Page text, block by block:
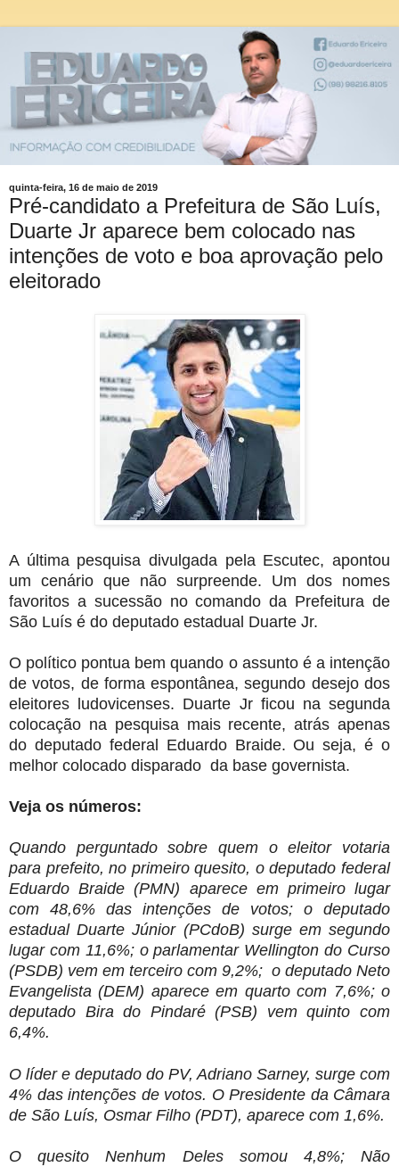
quinta-feira, 16 de maio de 2019
Pré-candidato a Prefeitura de São Luís,
Duarte Jr aparece bem colocado nas
intenções de voto e boa aprovação pelo
eleitorado
A última pesquisa divulgada pela Escutec, apontou
um cenário que não surpreende. Um dos nomes
favoritos a sucessão no comando da Prefeitura de
São Luís é do deputado estadual Duarte Jr.
O político pontua bem quando o assunto é a intenção
de votos, de forma espontânea, segundo desejo dos
eleitores ludovicenses. Duarte Jr ficou na segunda
colocação na pesquisa mais recente, atrás apenas
do deputado federal Eduardo Braide. Ou seja, é o
melhor colocado disparado da base governista.
Veja os números:
Quando perguntado sobre quem o eleitor votaria
para prefeito, no primeiro quesito, o deputado federal
Eduardo Braide (PMN) aparece em primeiro lugar
com 48,6% das intenções de votos; o deputado
estadual Duarte Júnior (PCdoB) surge em segundo
lugar com 11,6%; o parlamentar Wellington do Curso
(PSDB) vem em terceiro com 9,2%; o deputado Neto
Evangelista (DEM) aparece em quarto com 7,6%; o
deputado Bira do Pindaré (PSB) vem quinto com
6,4%.
O líder e deputado do PV, Adriano Sarney, surge com
4% das intenções de votos. O Presidente da Câmara
de São Luís, Osmar Filho (PDT), aparece com 1,6%.
O quesito Nenhum Deles somou 4,8%; Não